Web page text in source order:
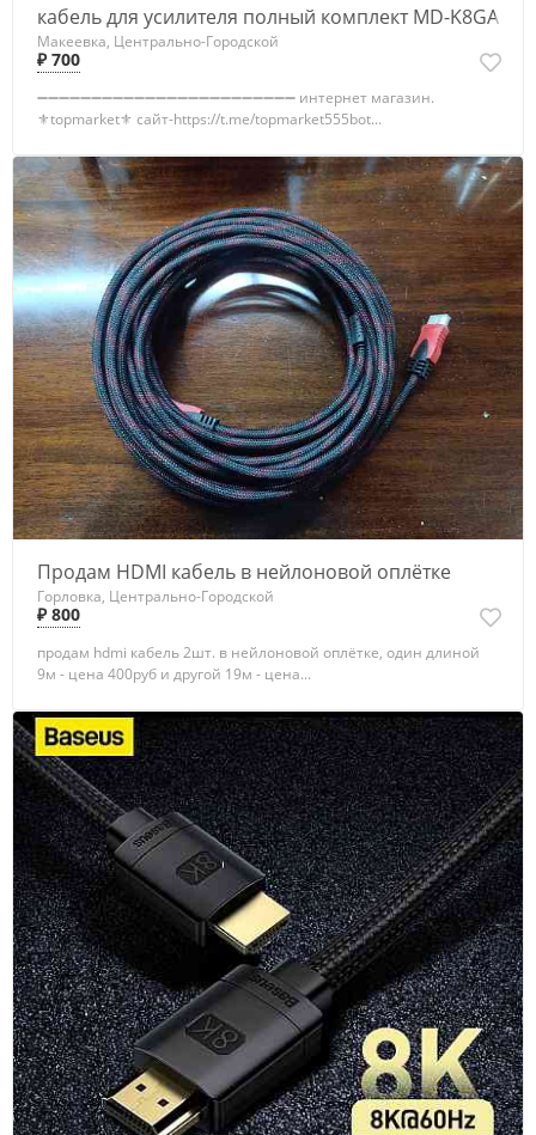
кабель для усилителя полный комплект MD-K8GA
Макеевка, Центрально-Городской
₽ 700
➖➖➖➖➖➖➖➖➖➖➖➖➖➖➖➖➖➖➖➖➖➖➖➖ интернет магазин.
⚜️topmarket⚜️ сайт-https://t.me/topmarket555bot...
Продам HDMI кабель в нейлоновой оплётке
Горловка, Центрально-Городской
₽ 800
продам hdmi кабель 2шт. в нейлоновой оплётке, один длиной
9м - цена 400руб и другой 19м - цена...